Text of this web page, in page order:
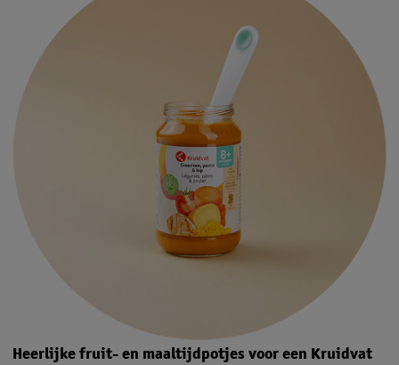
Heerlijke fruit- en maaltijdpotjes voor een Kruidvat